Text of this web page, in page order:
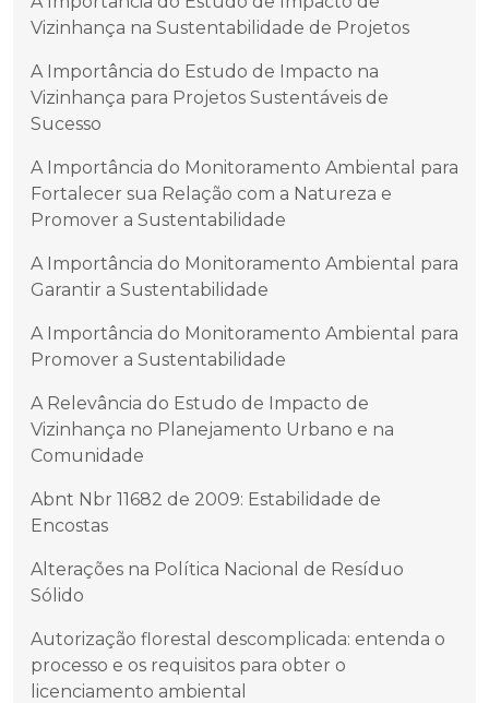
Vizinhança na Sustentabilidade de Projetos
A Importância do Estudo de Impacto na
Vizinhança para Projetos Sustentáveis de
Sucesso
A Importância do Monitoramento Ambiental para
Fortalecer sua Relação com a Natureza e
Promover a Sustentabilidade
A Importância do Monitoramento Ambiental para
Garantir a Sustentabilidade
A Importância do Monitoramento Ambiental para
Promover a Sustentabilidade
A Relevância do Estudo de Impacto de
Vizinhança no Planejamento Urbano e na
Comunidade
Abnt Nbr 11682 de 2009: Estabilidade de
Encostas
Alterações na Política Nacional de Resíduo
Sólido
Autorização florestal descomplicada: entenda o
processo e os requisitos para obter o
licenciamento ambiental